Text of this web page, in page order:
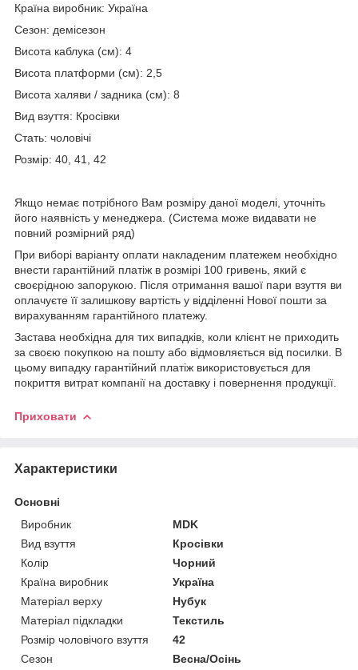
Країна виробник: Україна
Сезон: демісезон
Висота каблука (см): 4
Висота платформи (см): 2,5
Висота халяви / задника (см): 8
Вид взуття: Кросівки
Стать: чоловічі
Розмір: 40, 41, 42
Якщо немає потрібного Вам розміру даної моделі, уточніть
його наявність у менеджера. (Система може видавати не
повний розмірний ряд)
При виборі варіанту оплати накладеним платежем необхідно
внести гарантійний платіж в розмірі 100 гривень, який є
своєрідною запорукою. Після отримання вашої пари взуття ви
оплачуєте її залишкову вартість у відділенні Нової пошти за
вирахуванням гарантійного платежу.
Застава необхідна для тих випадків, коли клієнт не приходить
за своєю покупкою на пошту або відмовляється від посилки. В
цьому випадку гарантійний платіж використовується для
покриття витрат компанії на доставку і повернення продукції.
Приховати
Характеристики
Основні
Виробник
MDK
Вид взуття
Кросівки
Колір
Чорний
Країна виробник
Україна
Матеріал верху
Нубук
Матеріал підкладки
Текстиль
Розмір чоловічого взуття
42
Сезон
Весна/Осінь